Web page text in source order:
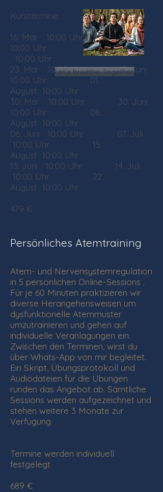
Kurstermine:
16. Mai 10:00 Uhr 16. Juni
10:00 Uhr 25.Juli
10:00 Uhr
23. Mai 10:00 Uhr 23. Juni
10:00 Uhr 01.
August 10:00 Uhr
30. Mai 10:00 Uhr 30. Juni
10:00 Uhr 08.
August 10:00 Uhr
06. Juni 10:00 Uhr 07. Juli
10:00 Uhr 15.
August 10:00 Uhr
13. Juni 10:00 Uhr 14. Juli
10:00 Uhr 22.
August 10:00 Uhr
479 €
Persönliches Atemtraining
Atem- und Nervensystemregulation
in 5 persönlichen Online-Sessions .
Für je 60 Minuten praktizieren wir
diverse Herangehensweisen um
dysfunktionelle Atemmuster
umzutrainieren und gehen auf
individuelle Veranlagungen ein.
Zwischen den Terminen, wirst du
über Whats-App von mir begleitet.
Ein Skript, Übungsprotokoll und
Audiodateien für die Übungen
runden das Angebot ab. Sämtliche
Sessions werden aufgezeichnet und
stehen weitere 3 Monate zur
Verfügung.
Termine werden individuell
festgelegt
689 €
Let´s breathe. Together.